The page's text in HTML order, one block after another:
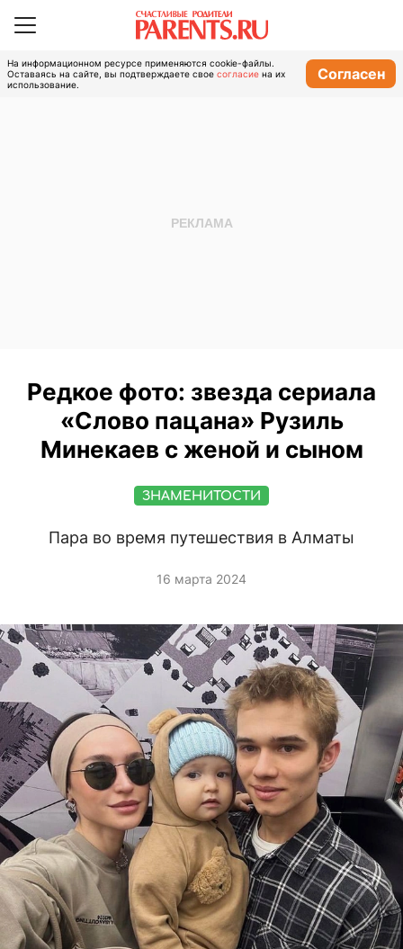
На информационном ресурсе применяются cookie-файлы.
Оставаясь на сайте, вы подтверждаете свое согласие на их
использование.
Согласен
Редкое фото: звезда сериала
«Слово пацана» Рузиль
Минекаев с женой и сыном
ЗНАМЕНИТОСТИ
Пара во время путешествия в Алматы
16 марта 2024